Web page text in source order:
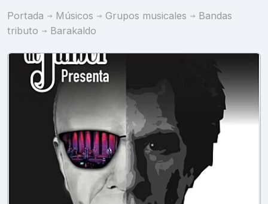
Portada Músicos Grupos musicales
Bandas
tributo
Barakaldo